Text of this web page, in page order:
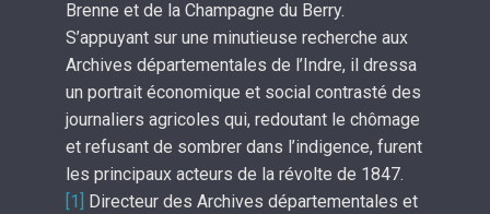
Brenne et de la Champagne du Berry.
S’appuyant sur une minutieuse recherche aux
Archives départementales de l’Indre, il dressa
un portrait économique et social contrasté des
journaliers agricoles qui, redoutant le chômage
et refusant de sombrer dans l’indigence, furent
les principaux acteurs de la révolte de 1847.
[1]
Directeur des Archives départementales et